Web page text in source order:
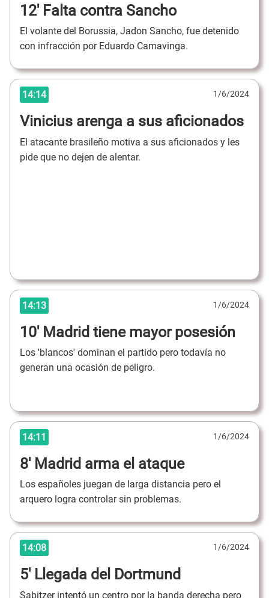
12' Falta contra Sancho
El volante del Borussia, Jadon Sancho, fue detenido
con infracción por Eduardo Camavinga.
14:14 1/6/2024
Vinicius arenga a sus aficionados
El atacante brasileño motiva a sus aficionados y les
pide que no dejen de alentar.
14:13 1/6/2024
10' Madrid tiene mayor posesión
Los 'blancos' dominan el partido pero todavía no
generan una ocasión de peligro.
14:11 1/6/2024
8' Madrid arma el ataque
Los españoles juegan de larga distancia pero el
arquero logra controlar sin problemas.
14:08 1/6/2024
5' Llegada del Dortmund
Sabitzer intentó un centro por la banda derecha pero